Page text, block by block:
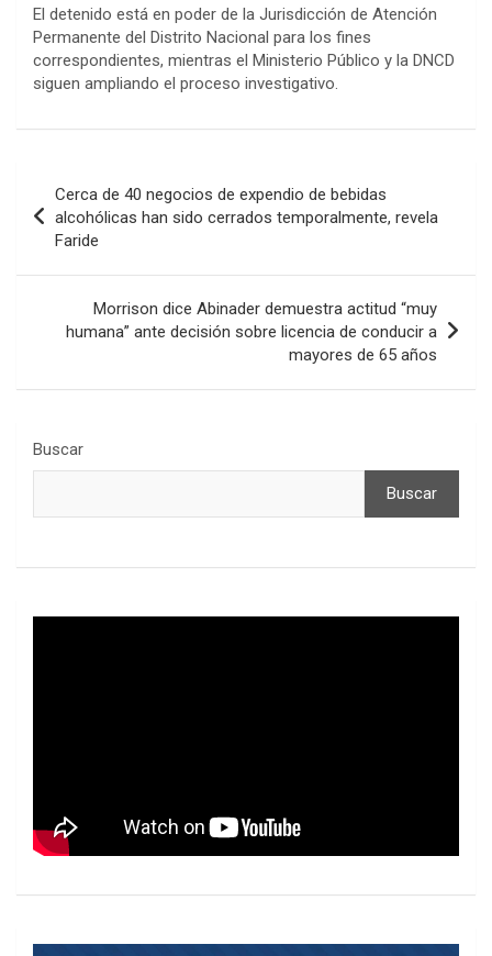
El detenido está en poder de la Jurisdicción de Atención
Permanente del Distrito Nacional para los fines
correspondientes, mientras el Ministerio Público y la DNCD
siguen ampliando el proceso investigativo.
de
entradas
Cerca de 40 negocios de expendio de bebidas
alcohólicas han sido cerrados temporalmente, revela
Faride
Morrison dice Abinader demuestra actitud “muy
humana” ante decisión sobre licencia de conducir a
mayores de 65 años
Buscar
Buscar